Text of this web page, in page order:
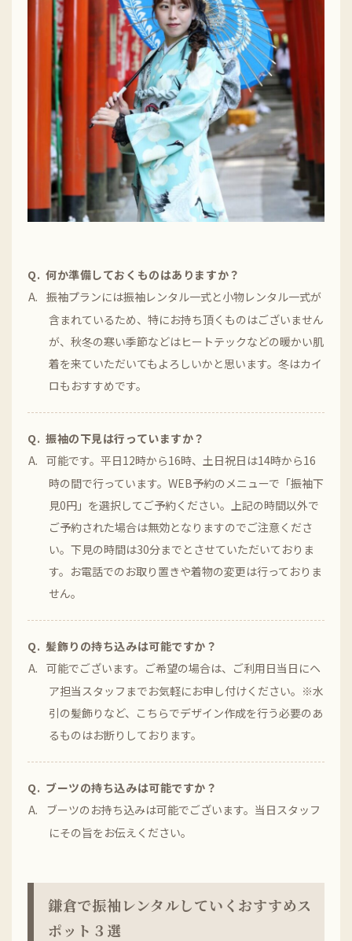
何か準備しておくものはありますか？
振袖プランには振袖レンタル一式と小物レンタル一式が
含まれているため、特にお持ち頂くものはございません
が、秋冬の寒い季節などはヒートテックなどの暖かい肌
着を来ていただいてもよろしいかと思います。冬はカイ
ロもおすすめです。
振袖の下見は行っていますか？
可能です。平日12時から16時、土日祝日は14時から16
時の間で行っています。WEB予約のメニューで「振袖下
見0円」を選択してご予約ください。上記の時間以外で
ご予約された場合は無効となりますのでご注意くださ
い。下見の時間は30分までとさせていただいておりま
す。お電話でのお取り置きや着物の変更は行っておりま
せん。
髪飾りの持ち込みは可能ですか？
可能でございます。ご希望の場合は、ご利用日当日にヘ
ア担当スタッフまでお気軽にお申し付けください。※水
引の髪飾りなど、こちらでデザイン作成を行う必要のあ
るものはお断りしております。
ブーツの持ち込みは可能ですか？
ブーツのお持ち込みは可能でございます。当日スタッフ
にその旨をお伝えください。
鎌倉で振袖レンタルしていくおすすめス
ポット３選